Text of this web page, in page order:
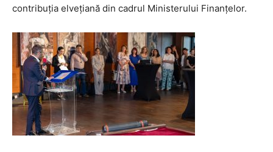
contribuția elvețiană din cadrul Ministerului Finanțelor.